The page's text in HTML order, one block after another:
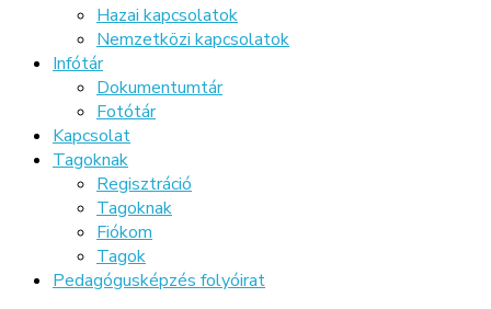
Hazai kapcsolatok
Nemzetközi kapcsolatok
Infótár
Dokumentumtár
Fotótár
Kapcsolat
Tagoknak
Regisztráció
Tagoknak
Fiókom
Tagok
Pedagógusképzés folyóirat